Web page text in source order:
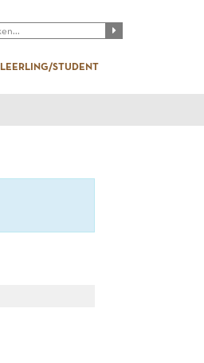
LEERLING/STUDENT